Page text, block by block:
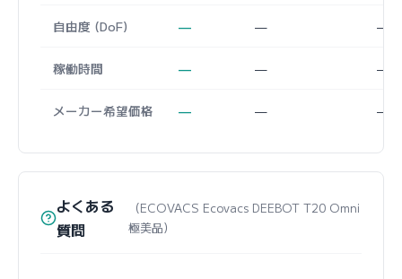
自由度 (DoF) — — —
稼働時間 — — —
メーカー希望価格 — — —
よくある
質問
（ECOVACS Ecovacs DEEBOT T20 Omni
極美品）